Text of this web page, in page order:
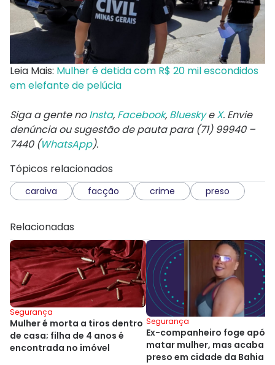
Leia Mais: Mulher é detida com R$ 20 mil escondidos
em elefante de pelúcia
Siga a gente noInsta, Facebook, BlueskyeX. Envie
denúncia ou sugestão de pauta para (71) 99940 –
7440 (WhatsApp).
Tópicos relacionados
caraiva facção crime preso
Relacionadas
Segurança
Mulher é morta a tiros dentro
de casa; filha de 4 anos é
encontrada no imóvel
Segurança
Ex-companheiro foge após
matar mulher, mas acaba
preso em cidade da Bahia